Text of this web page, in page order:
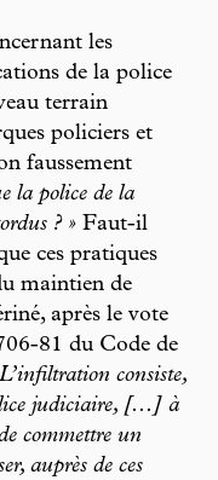
les
de la police
terrain
policiers et
faussement
la police de la
? » Faut-il
ces pratiques
maintien de
après le vote
81 du Code de
consiste,
judiciaire, [...] à
commettre un
auprès de ces